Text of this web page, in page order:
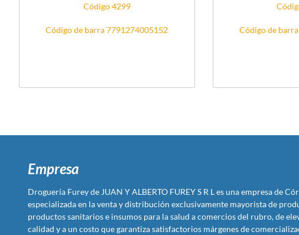
Código 4299
Código de barra 7791274005152 Código de
Empresa
Droguería Furey de JUAN Y ALBERTO FUREY S R L es una empresa de
especializada en la venta y distribución exclusivamente mayorista de
productos sanitarios e insumos para la salud a comercios del rubro, de
calidad y a un costo que garantiza satisfactorios márgenes de